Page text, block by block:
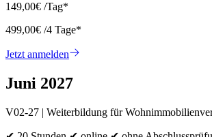
149,00€ /Tag*
499,00€ /4 Tage*
Jetzt anmelden
Juni 2027
V02-27 | Weiterbildung für